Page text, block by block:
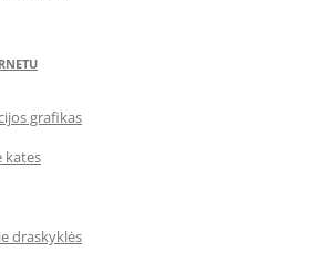
grafikas
kates
draskyklės